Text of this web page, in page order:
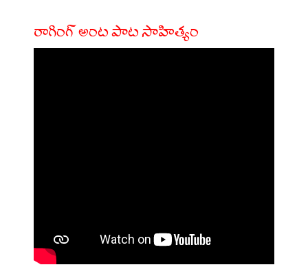
రాగింగ్ అంట పాట సాహిత్యం